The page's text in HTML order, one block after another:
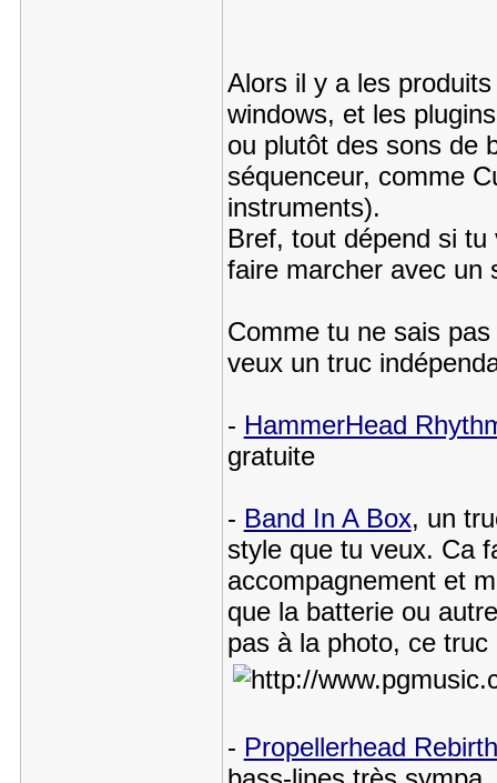
Alors il y a les
windows, et les
ou plutôt des sons de
séquenceur, comme
instruments).
Bref, tout dépend si
faire marcher avec un
Comme tu ne sais
veux un truc
- HammerHead
gratuite
- Band In A Box, un
style que tu veux. Ca
accompagnement et
que la batterie ou
pas à la photo, ce truc
- Propellerhead